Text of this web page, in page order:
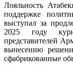
Лояльность
поддержке
выступал за
2025 году
представителей
вынесению
сфабрикованные